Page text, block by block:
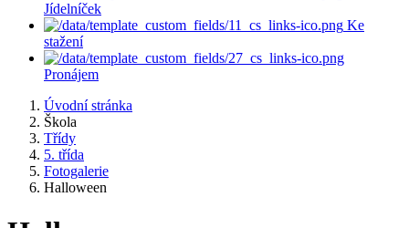
Jídelníček
Ke
stažení
Pronájem
Úvodní stránka
Škola
Třídy
5. třída
Fotogalerie
Halloween